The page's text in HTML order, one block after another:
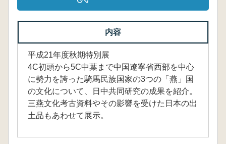
内容
平成21年度秋期特別展
4C初頭から5C中葉まで中国遼寧省西部を中心
に勢力を誇った騎馬民族国家の3つの「燕」国
の文化について、日中共同研究の成果を紹介。
三燕文化考古資料やその影響を受けた日本の出
土品もあわせて展示。